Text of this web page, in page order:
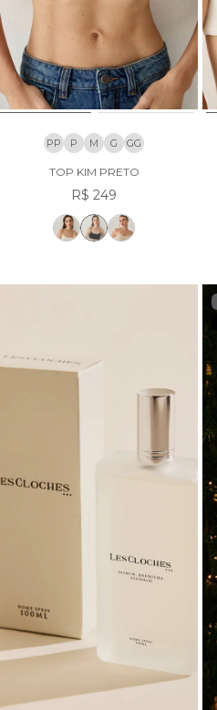
PP P M G GG
TOP KIM PRETO
R$ 249